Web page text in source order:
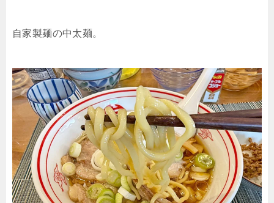
自家製麺の中太麺。